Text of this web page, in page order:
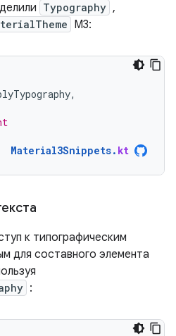
Typography ,
M3:
,
Material3Snippets. kt
к типографическим
для составного элемента
: